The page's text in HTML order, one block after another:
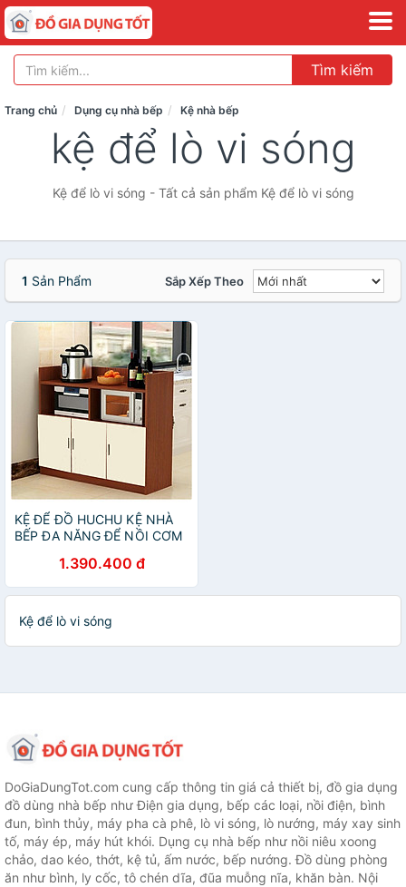
Tìm kiếm
Trang chủ Dụng cụ nhà bếp Kệ nhà bếp
kệ để lò vi sóng
Kệ để lò vi sóng - Tất cả sản phẩm Kệ để lò vi sóng
1 Sản Phẩm Sắp Xếp Theo
KỆ ĐỂ ĐỒ HUCHU KỆ NHÀ
BẾP ĐA NĂNG ĐỂ NỒI CƠM
SÓNG KẾT HỢP TỦ BẾP MÃ
KB14 CHẤT LIỆU GỖ CAO
CẤP KB14
1.390.400 đ
Kệ để lò vi sóng
DoGiaDungTot.com cung cấp thông tin giá cả thiết bị, đồ gia dụng
đồ dùng nhà bếp như Điện gia dụng, bếp các loại, nồi điện, bình
đun, bình thủy, máy pha cà phê, lò vi sóng, lò nướng, máy xay sinh
tố, máy ép, máy hút khói. Dụng cụ nhà bếp như nồi niêu xoong
chảo, dao kéo, thớt, kệ tủ, ấm nước, bếp nướng. Đồ dùng phòng
ăn như bình, ly cốc, tô chén dĩa, đũa muỗng nĩa, khăn bàn. Nội